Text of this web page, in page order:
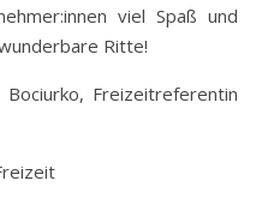
viel Spaß und
Ritte!
Freizeitreferentin